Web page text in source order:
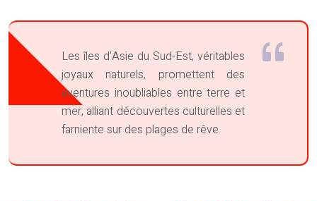
Les îles d’Asie du Sud-Est, véritables
joyaux naturels, promettent des
aventures inoubliables entre terre et
mer, alliant découvertes culturelles et
farniente sur des plages de rêve.